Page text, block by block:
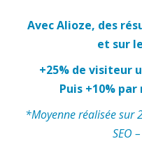
Avec Alioze, des
et sur
+25% de visiteur
Puis +10%
*Moyenne réalisée sur
SEO